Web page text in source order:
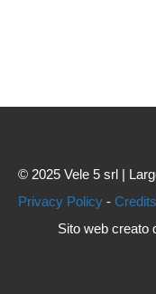
© 2025 Vele 5 srl |
Privacy Policy - Credits
Sito web creato